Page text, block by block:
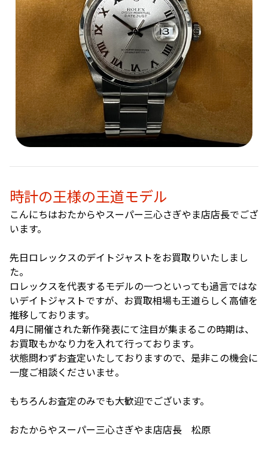
時計の王様の王道モデル
こんにちはおたからやスーパー三心さぎやま店店長でござ
います。
先日ロレックスのデイトジャストをお買取りいたしまし
た。
ロレックスを代表するモデルの一つといっても過言ではな
いデイトジャストですが、お買取相場も王道らしく高値を
推移しております。
4月に開催された新作発表にて注目が集まるこの時期は、
お買取もかなり力を入れて行っております。
状態問わずお査定いたしておりますので、是非この機会に
一度ご相談くださいませ。
もちろんお査定のみでも大歓迎でございます。
おたからやスーパー三心さぎやま店店長 松原